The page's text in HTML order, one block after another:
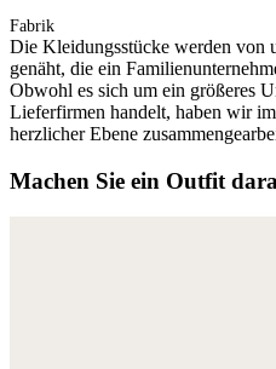
Fabrik
Die Kleidungsstücke werden von
genäht, die ein
Obwohl es sich um ein größeres
Lieferfirmen handelt, haben wir
herzlicher Ebene
Machen Sie ein Outfit